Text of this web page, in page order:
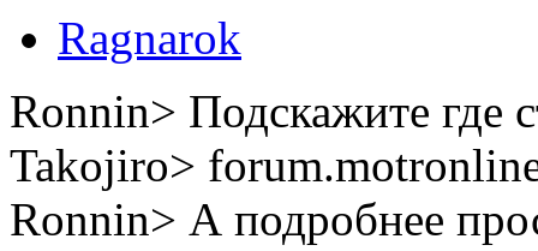
Ragnarok
Ronnin> Подскажите где
Takojiro>
Ronnin> А подробнее